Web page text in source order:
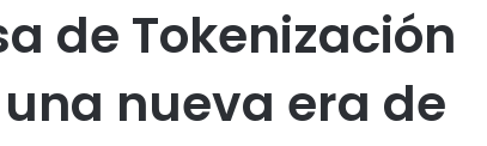
de Tokenización
nueva era de